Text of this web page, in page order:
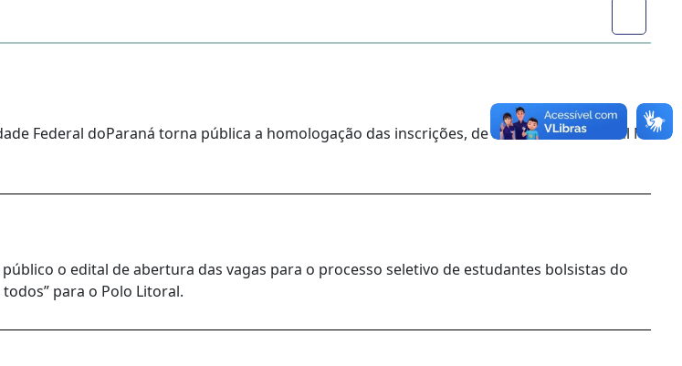
Federal doParaná torna pública a homologação das inscrições, de acordo com o Edital Nº
o edital de abertura das vagas para o processo seletivo de estudantes bolsistas do
para o Polo Litoral.